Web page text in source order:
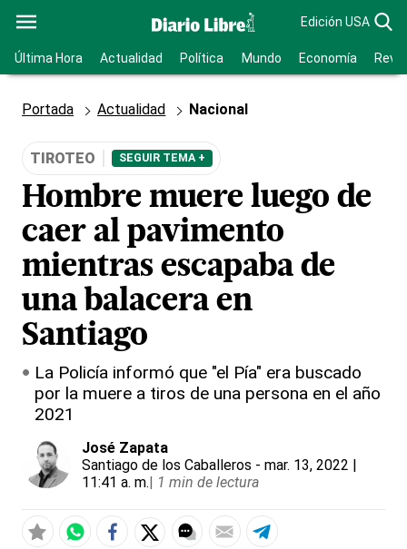
Edición USA
Última Hora Actualidad Política Mundo Economía
Portada Actualidad Nacional
TIROTEO SEGUIR TEMA +
Hombre muere luego de
caer al pavimento
mientras escapaba de
una balacera en
Santiago
La Policía informó que "el Pía" era buscado
por la muere a tiros de una persona en el año
2021
José Zapata
Santiago de los Caballeros - mar. 13, 2022 |
11:41 a. m.| 1 min de lectura